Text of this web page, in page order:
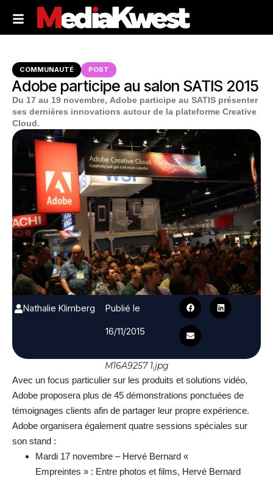
COMMUNAUTÉ POST
Adobe participe au salon SATIS 2015
Du 17 au 19 novembre, Adobe participe au SATIS présenter
ses dernières innovations autour de la plateforme Creative
Cloud.
Nathalie Klimberg
Publié le
16/11/2015
M16A9257 1.jpg
Avec un focus particulier sur les produits et solutions vidéo,
Adobe proposera plus de 45 démonstrations ponctuées de
témoignages clients afin de partager leur propre expérience.
Adobe organisera également quatre sessions spéciales sur
son stand :
Mardi 17 novembre – Hervé Bernard «
Empreintes » : Entre photos et films, Hervé Bernard